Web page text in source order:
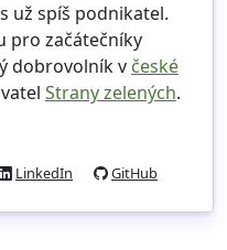
už spíš podnikatel.
pro začátečníky
dobrovolník v české
Strany zelených.
LinkedIn GitHub